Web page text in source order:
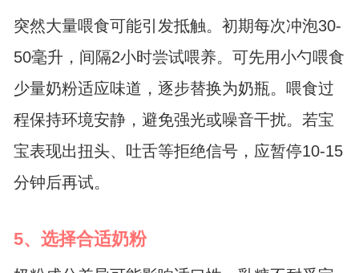
突然大量喂食可能引发抵触。初期每次冲泡30-
50毫升，间隔2小时尝试喂养。可先用小勺喂食
少量奶粉适应味道，逐步替换为奶瓶。喂食过
程保持环境安静，避免强光或噪音干扰。若宝
宝表现出扭头、吐舌等拒绝信号，应暂停10-15
分钟后再试。
5、选择合适奶粉